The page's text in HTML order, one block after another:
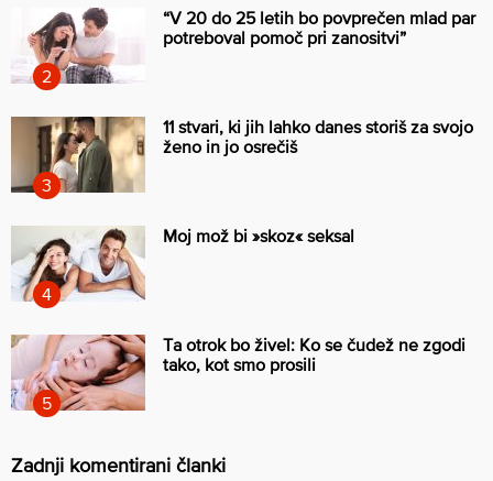
“V 20 do 25 letih bo povprečen mlad par
potreboval pomoč pri zanositvi”
11 stvari, ki jih lahko danes storiš za svojo
ženo in jo osrečiš
Moj mož bi »skoz« seksal
Ta otrok bo živel: Ko se čudež ne zgodi
tako, kot smo prosili
Zadnji komentirani članki